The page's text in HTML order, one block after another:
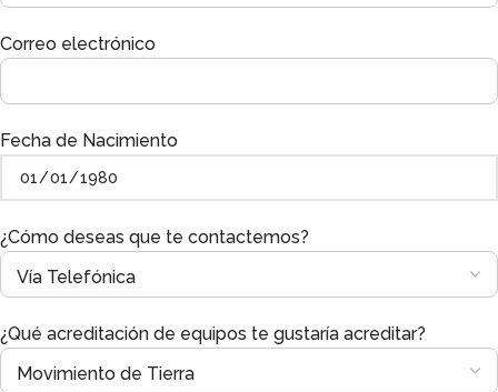
Correo electrónico
Fecha de Nacimiento
¿Cómo deseas que te contactemos?
¿Qué acreditación de equipos te gustaría acreditar?